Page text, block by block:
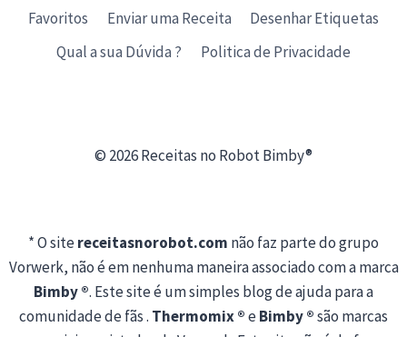
Favoritos Enviar uma Receita
Desenhar Etiquetas
Qual a sua Dúvida ?
Politica de Privacidade
© 2026 Receitas no Robot Bimby®
* O sitereceitasnorobot.com não faz parte do grupo
Vorwerk, não é em nenhuma maneira associado com a marca
Bimby ®. Este site é um simples blog de ajuda para a
comunidade de fãs . Thermomix ®eBimby ®são marcas